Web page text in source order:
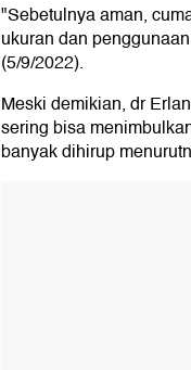
"Sebetulnya aman,
ukuran dan
(5/9/2022).
Meski demikian, dr
sering bisa
banyak dihirup